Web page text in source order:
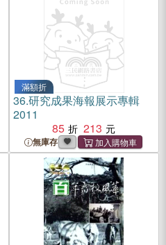
滿額折
36.研究成果海報展示專輯
2011
85
213
無庫存